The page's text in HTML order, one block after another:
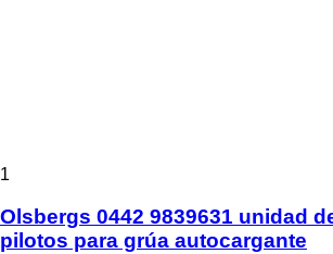
1
Olsbergs 0442 9839631 unidad
pilotos para grúa autocargante